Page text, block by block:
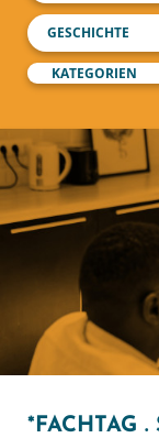
GESCHICHTE
*FACHTAG .